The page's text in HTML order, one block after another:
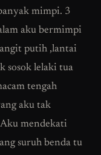
mimpi. 3
aku bermimpi
putih ,lantai
sosok lelaki tua
tengah
aku tak
mendekati
suruh benda tu